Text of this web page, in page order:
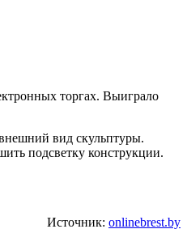
торгах. Выиграло
вид скульптуры.
подсветку конструкции.
Источник: onlinebrest.by